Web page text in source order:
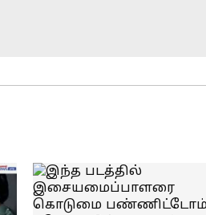
அசத்திய பக்தர்!
பிரசித்தி பெற்ற
திருத்தணி முருகன்
கோவில் - இயக்குனர்